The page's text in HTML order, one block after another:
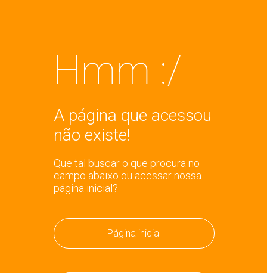
Hmm :/
A página que acessou
não existe!
Que tal buscar o que procura no
campo abaixo ou acessar nossa
página inicial?
Página inicial